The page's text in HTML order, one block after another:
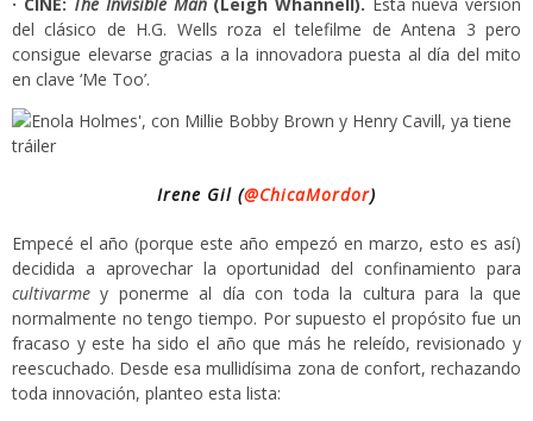
del clásico de H.G. Wells roza el telefilme de Antena 3 pero
consigue elevarse gracias a la innovadora puesta al día del mito
en clave ‘Me Too’.
Irene Gil (@ChicaMordor)
Empecé el año (porque este año empezó en marzo, esto es así)
decidida a aprovechar la oportunidad del confinamiento para
cultivarme y ponerme al día con toda la cultura para la que
normalmente no tengo tiempo. Por supuesto el propósito fue un
fracaso y este ha sido el año que más he releído, revisionado y
reescuchado. Desde esa mullidísima zona de confort, rechazando
toda innovación, planteo esta lista: